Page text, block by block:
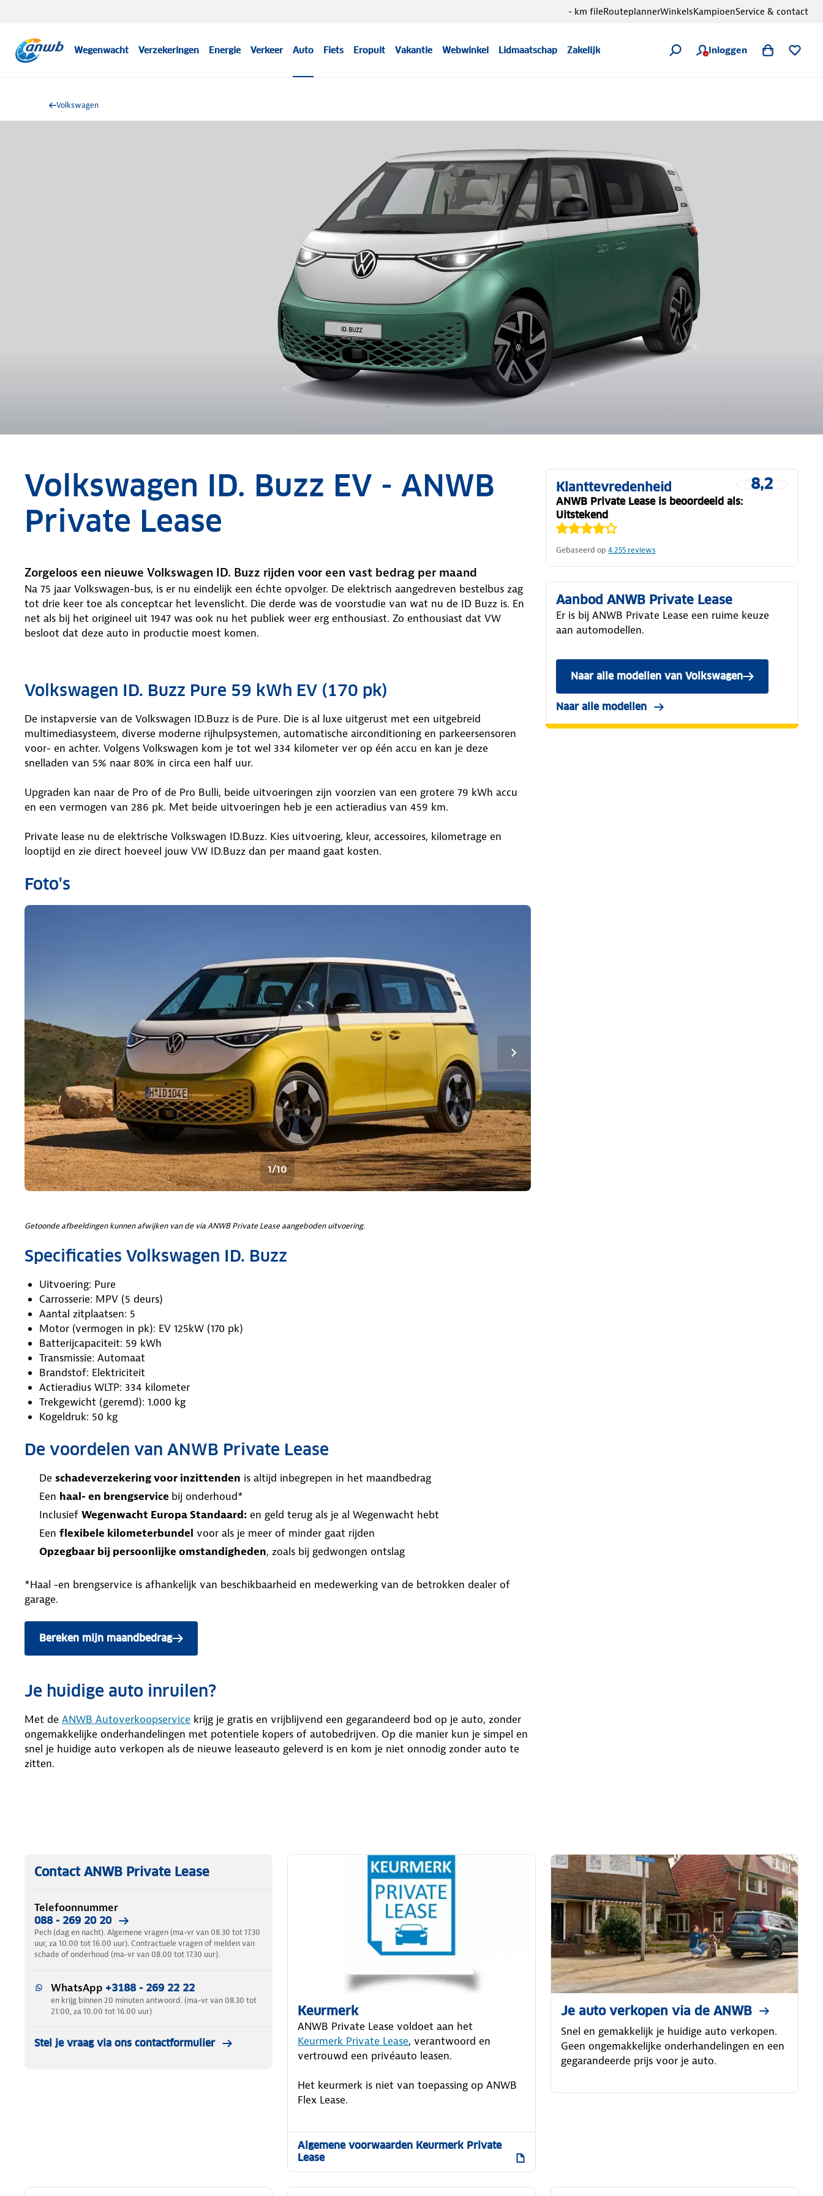
Wegenwacht Verzekeringen Energie Verkeer Auto Fiets Eropuit Vakantie Webwinkel Lidmaatschap Zakelijk Inloggen
- km fileRouteplannerWinkelsKampioenService & contact
Volkswagen
Volkswagen ID. Buzz EV - ANWB
Private Lease
Zorgeloos een nieuwe Volkswagen ID. Buzz rijden voor een vast bedrag per maand
Na 75 jaar Volkswagen-bus, is er nu eindelijk een échte opvolger. De elektrisch aangedreven bestelbus zag
tot drie keer toe als conceptcar het levenslicht. Die derde was de voorstudie van wat nu de ID Buzz is. En
net als bij het origineel uit 1947 was ook nu het publiek weer erg enthousiast. Zo enthousiast dat VW
besloot dat deze auto in productie moest komen.
Volkswagen ID. Buzz Pure 59 kWh EV (170 pk)
De instapversie van de Volkswagen ID.Buzz is de Pure. Die is al luxe uitgerust met een uitgebreid
multimediasysteem, diverse moderne rijhulpsystemen, automatische airconditioning en parkeersensoren
voor- en achter. Volgens Volkswagen kom je tot wel 334 kilometer ver op één accu en kan je deze
snelladen van 5% naar 80% in circa een half uur.
Upgraden kan naar de Pro of de Pro Bulli, beide uitvoeringen zijn voorzien van een grotere 79 kWh accu
en een vermogen van 286 pk. Met beide uitvoeringen heb je een actieradius van 459 km.
Private lease nu de elektrische Volkswagen ID.Buzz. Kies uitvoering, kleur, accessoires, kilometrage en
looptijd en zie direct hoeveel jouw VW ID.Buzz dan per maand gaat kosten.
Foto's
1/10
Getoonde afbeeldingen kunnen afwijken van de via ANWB Private Lease aangeboden uitvoering.
Specificaties Volkswagen ID. Buzz
Uitvoering: Pure
Carrosserie: MPV (5 deurs)
Aantal zitplaatsen: 5
Motor (vermogen in pk): EV 125kW (170 pk)
Batterijcapaciteit: 59 kWh
Transmissie: Automaat
Brandstof: Elektriciteit
Actieradius WLTP: 334 kilometer
Trekgewicht (geremd): 1.000 kg
Kogeldruk: 50 kg
De voordelen van ANWB Private Lease
De schadeverzekering voor inzittenden is altijd inbegrepen in het maandbedrag
Een haal- en brengservice bij onderhoud*
Inclusief Wegenwacht Europa Standaard: en geld terug als je al Wegenwacht hebt
Een flexibele kilometerbundel voor als je meer of minder gaat rijden
Opzegbaar bij persoonlijke omstandigheden, zoals bij gedwongen ontslag
*Haal -en brengservice is afhankelijk van beschikbaarheid en medewerking van de betrokken dealer of
garage.
Bereken mijn maandbedrag
Je huidige auto inruilen?
Met de ANWB Autoverkoopservice krijg je gratis en vrijblijvend een gegarandeerd bod op je auto, zonder
ongemakkelijke onderhandelingen met potentiele kopers of autobedrijven. Op die manier kun je simpel en
snel je huidige auto verkopen als de nieuwe leaseauto geleverd is en kom je niet onnodig zonder auto te
zitten.
8,2
Klanttevredenheid
ANWB Private Lease is beoordeeld als:
Uitstekend
Gebaseerd op 4.255reviews
Aanbod ANWB Private Lease
Er is bij ANWB Private Lease een ruime keuze
aan automodellen.
Naar alle modellen van Volkswagen
Naar alle modellen
Contact ANWB Private Lease
Telefoonnummer
088 - 269 20 20
Pech (dag en nacht). Algemene vragen (ma-vr van 08.30 tot 17.30
uur, za 10.00 tot 16.00 uur). Contractuele vragen of melden van
schade of onderhoud (ma-vr van 08.00 tot 17.30 uur).
WhatsApp +3188 - 269 22 22
en krijg binnen 20 minuten antwoord. (ma-vr van 08.30 tot
21:00, za 10.00 tot 16.00 uur)
Stel je vraag via ons contactformulier
Keurmerk
ANWB Private Lease voldoet aan het
Keurmerk Private Lease, verantwoord en
vertrouwd een privéauto leasen.
Het keurmerk is niet van toepassing op ANWB
Flex Lease.
Algemene voorwaarden Keurmerk Private
Lease
Je auto verkopen via de ANWB
Snel en gemakkelijk je huidige auto verkopen.
Geen ongemakkelijke onderhandelingen en een
gegarandeerde prijs voor je auto.